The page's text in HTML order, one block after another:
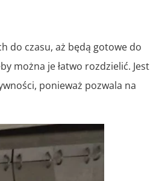
do czasu, aż będą gotowe do
można je łatwo rozdzielić. Jest
ponieważ pozwala na